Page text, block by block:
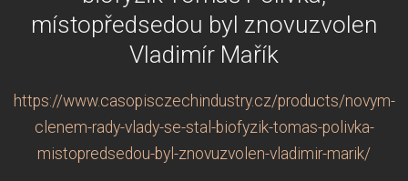
místopředsedou byl znovuzvolen
Vladimír Mařík
https://www.casopisczechindustry.cz/products/novym-
clenem-rady-vlady-se-stal-biofyzik-tomas-polivka-
mistopredsedou-byl-znovuzvolen-vladimir-marik/